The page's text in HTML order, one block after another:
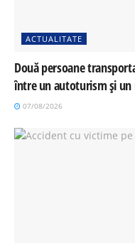
ACTUALITATE
Două persoane
între un autoturism și un
07/08/2026